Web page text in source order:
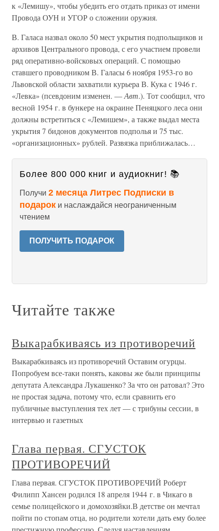
к «Лемишу», чтобы убедить его отдать приказ от имени
Провода ОУН и УГОР о сложении оружия.
В. Галаса назвал около 50 мест укрытия подпольщиков и
архивов Центрального провода, с его участием провели
ряд оперативно-войсковых операций. С помощью
ставшего проводником В. Галасы 6 ноября 1953-го во
Львовской области захватили курьера В. Кука с 1946 г.
«Левка» (псевдоним изменен. —Авт.). Тот сообщил, что
весной 1954 г. в бункере на окраине Пеняцкого леса они
должны встретиться с «Лемишем», а также выдал места
укрытия 7 бидонов документов подполья и 75 тыс.
«организационных» рублей. Развязка приближалась…
Более 800 000 книг и аудиокниг! 📚
Получи 2 месяца Литрес Подписки в
подарок и наслаждайся неограниченным
чтением
ПОЛУЧИТЬ ПОДАРОК
Читайте также
Выкарабкиваясь из противоречий
Выкарабкиваясь из противоречий Оставим огурцы.
Попробуем все-таки понять, каковы же были принципы
депутата Александра Лукашенко? За что он ратовал? Это
не простая задача, потому что, если сравнить его
публичные выступления тех лет — с трибуны сессии, в
интервью и газетных
Глава первая. СГУСТОК
ПРОТИВОРЕЧИЙ
Глава первая. СГУСТОК ПРОТИВОРЕЧИЙ Роберт
Филипп Хансен родился 18 апреля 1944 г. в Чикаго в
семье полицейского и домохозяйки.В детстве он мечтал
пойти по стопам отца, но родители хотели дать ему более